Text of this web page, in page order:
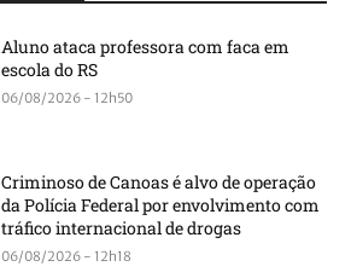
Aluno ataca professora com faca em
escola do RS
06/08/2026 - 12h50
Criminoso de Canoas é alvo de operação
da Polícia Federal por envolvimento com
tráfico internacional de drogas
06/08/2026 - 12h18